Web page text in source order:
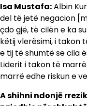
Isa Mustafa:Albin
del të jetë negacion
çdo gjë, të cilën e ka
këtij vlerësimi, i takon
e tij të shumtë se cila
Liderit i takon të
marrë edhe riskun e
A shihni ndonjë